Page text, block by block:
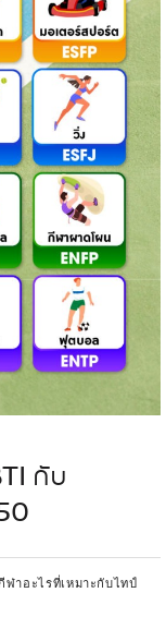
กับ
กีฬาอะไรที่เหมาะกับไทป์